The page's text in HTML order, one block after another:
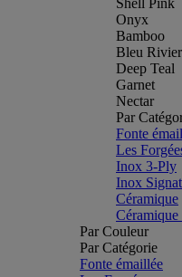
Shell Pink
Onyx
Bamboo
Bleu
Deep Teal
Garnet
Nectar
Par
Fonte
Les
Inox 3-Ply
Inox
Céramique
Par Couleur
Par Catégorie
Fonte émaillée